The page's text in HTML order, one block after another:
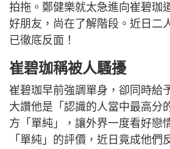
拍拖。鄭健樂就太急進向崔碧珈
好朋友，尚在了解階段。近日二
已徹底反面！
崔碧珈稱被人騷擾
崔碧珈早前強調單身，卻同時給
大讚他是「認識的人當中最高分
方「單純」，讓外界一度看好戀
「單純」的評價，近日竟成他們